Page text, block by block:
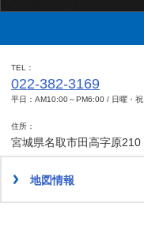
TEL
022-382-3169
平日：AM10:00～PM6:00 / 日曜・
住所
宮城県名取市田高字原210
地図情報